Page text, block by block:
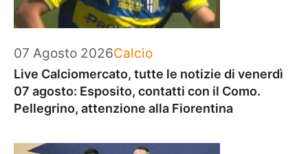
07 Agosto 2026Categorie
Calcio
Live Calciomercato, tutte le notizie di venerdì
07 agosto: Esposito, contatti con il Como.
Pellegrino, attenzione alla Fiorentina